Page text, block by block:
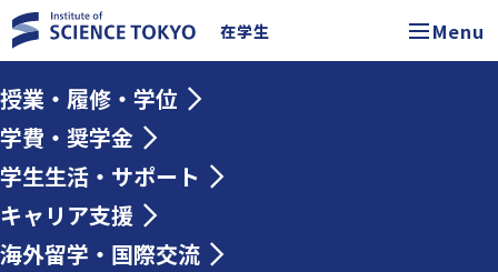
在学生 Menu
授業・履修・学位
学費・奨学金
学生生活・サポート
キャリア支援
海外留学・国際交流